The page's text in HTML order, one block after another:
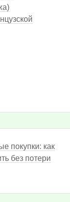
покупки: как
без потери